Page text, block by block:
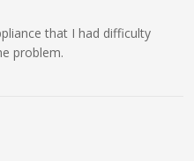
that I had difficulty
problem.